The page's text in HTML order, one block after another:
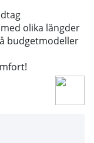
olika längder
budgetmodeller